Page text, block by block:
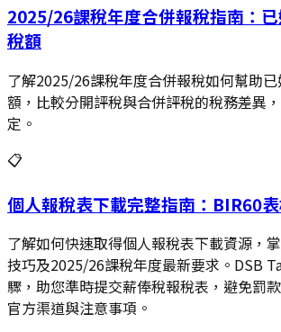
2025/26課稅年度合併報稅指南：
稅額
了解2025/26課稅年度合併報稅如何幫助
額，比較分開評稅與合併評稅的稅務差異
定。
📋
個人報稅表下載完整指南：BIR60
了解如何快速取得個人報稅表下載資源，
技巧及2025/26課稅年度最新要求。DSB
驟，助您準時提交薪俸稅報稅表，避免罰
官方渠道與注意事項。